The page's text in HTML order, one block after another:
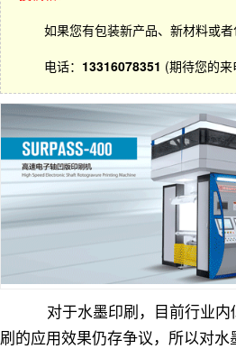
如果您有包装新产品、新材料或
电话： 13316078351 (期待您的来
对于水墨印刷，目前行业内
刷的应用效果仍存争议，所以对